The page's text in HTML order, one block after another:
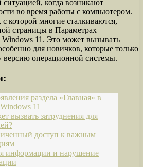
когда возникают
во время работы с компьютером.
которой многие сталкиваются,
страницы в Параметрах
11. Это может вызывать
для новичков, которые только
версию операционной системы.
раздела «Главная» в
11
вызвать затруднения для
доступ к важным
информации и нарушение